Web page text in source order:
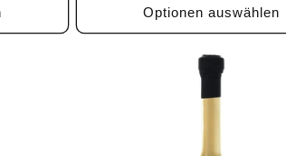
Optionen auswählen